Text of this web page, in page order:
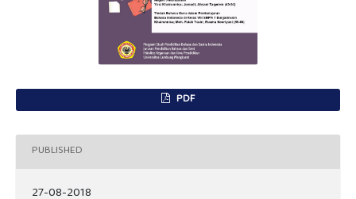
PDF
PUBLISHED
27-08-2018